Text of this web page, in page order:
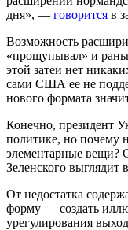
дня», — говорится в
Возможность
«прощупывал» и
этой затеи нет
сами США ее не
нового формата
Конечно, президент
политике, но почему
элементарные вещи?
Зеленского выглядит
От недостатка
форму — создать
урегулирования